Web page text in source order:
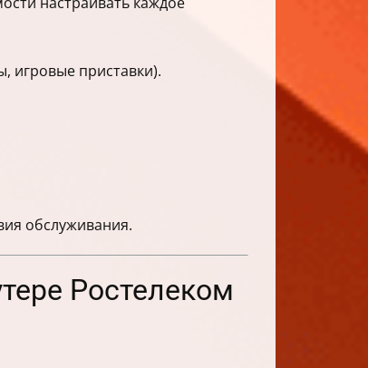
игровые приставки).
обслуживания.
Ростелеком